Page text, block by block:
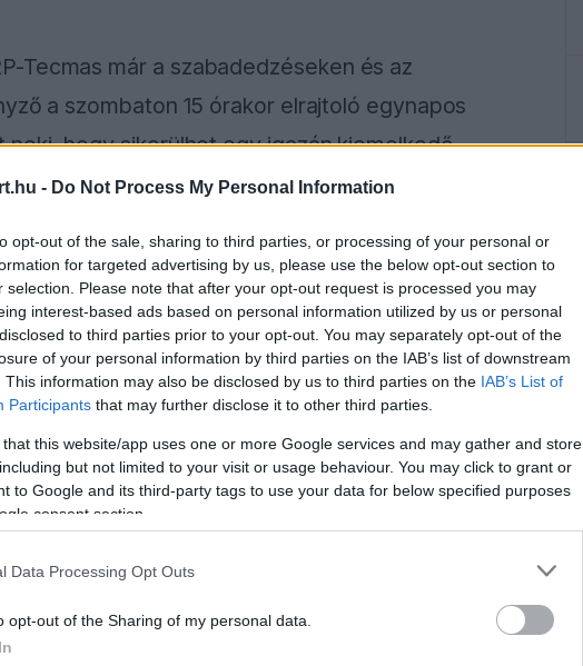
- Do Not Process My Personal Information
opt-out of the sale, sharing to third parties, or processing of your personal or
for targeted advertising by us, please use the below opt-out section to
selection. Please note that after your opt-out request is processed you may
interest-based ads based on personal information utilized by us or personal
to third parties prior to your opt-out. You may separately opt-out of the
of your personal information by third parties on the IAB’s list of downstream
This information may also be disclosed by us to third parties on the IAB’s List of
Participants that may further disclose it to other third parties.
that this website/app uses one or more Google services and may gather and store
but not limited to your visit or usage behaviour. You may click to grant or
to Google and its third-party tags to use your data for below specified purposes
consent section.
Data Processing Opt Outs
opt-out of the Sharing of my personal data.
Tecmas már a szabadedzéseken és az
a szombaton 15 órakor elrajtoló egynapos
hogy sikerülhet egy igazán kiemelkedő
Video
Player
is
loading.
the server or network failed or because the
supported.